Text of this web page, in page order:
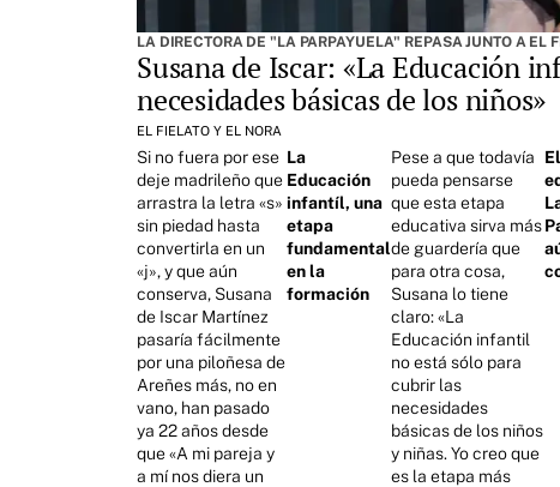
LA DIRECTORA DE "LA PARPAYUELA" REPASA JUNTO A EL
Susana de Iscar: «La Educación
necesidades básicas de los niños»
EL FIELATO Y EL NORA
Si no fuera por ese
deje madrileño que
arrastra la letra «s»
sin piedad hasta
convertirla en un
«j», y que aún
conserva, Susana
de Iscar Martínez
pasaría fácilmente
por una piloñesa de
Areñes más, no en
vano, han pasado
ya 22 años desde
que «A mi pareja y
a mí nos diera un
La
Educación
infantíl, una
etapa
fundamental
en la
formación
Pese a que todavía
pueda pensarse
que esta etapa
educativa sirva más
de guardería que
para otra cosa,
Susana lo tiene
claro: «La
Educación infantil
no está sólo para
cubrir las
necesidades
básicas de los niños
y niñas. Yo creo que
es la etapa más